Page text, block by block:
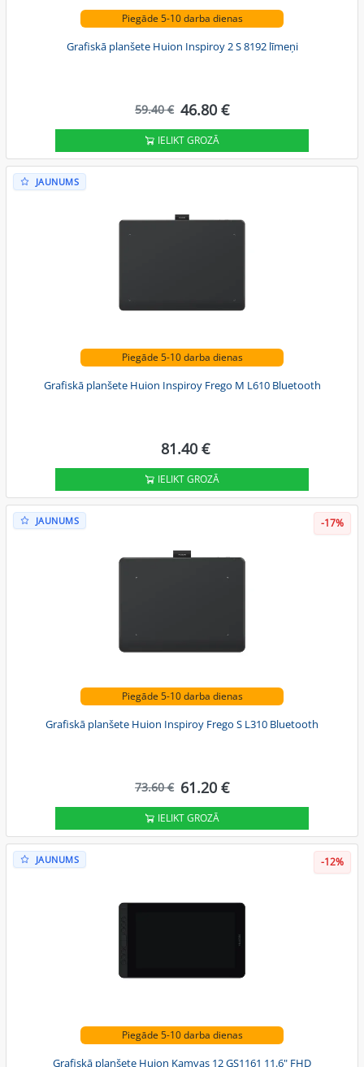
Piegāde 5-10 darba dienas
Grafiskā planšete Huion Inspiroy 2 S 8192 līmeņi
59.40 € 46.80 €
IELIKT GROZĀ
JAUNUMS
Piegāde 5-10 darba dienas
Grafiskā planšete Huion Inspiroy Frego M L610 Bluetooth
81.40 €
IELIKT GROZĀ
JAUNUMS -17%
Piegāde 5-10 darba dienas
Grafiskā planšete Huion Inspiroy Frego S L310 Bluetooth
73.60 € 61.20 €
IELIKT GROZĀ
JAUNUMS -12%
Piegāde 5-10 darba dienas
Grafiskā planšete Huion Kamvas 12 GS1161 11.6" FHD